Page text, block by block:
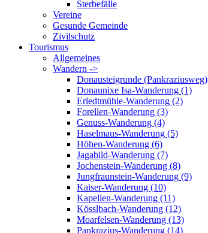
Sterbefälle
Vereine
Gesunde Gemeinde
Zivilschutz
Tourismus
Allgemeines
Wandern ->
Donausteigrunde (Pankraziusweg)
Donaunixe Isa-Wanderung (1)
Erledtmühle-Wanderung (2)
Forellen-Wanderung (3)
Genuss-Wanderung (4)
Haselmaus-Wanderung (5)
Höhen-Wanderung (6)
Jagabild-Wanderung (7)
Jochenstein-Wanderung (8)
Jungfraunstein-Wanderung (9)
Kaiser-Wanderung (10)
Kapellen-Wanderung (11)
Kösslbach-Wanderung (12)
Moarfelsen-Wanderung (13)
Pankrazius-Wanderung (14)